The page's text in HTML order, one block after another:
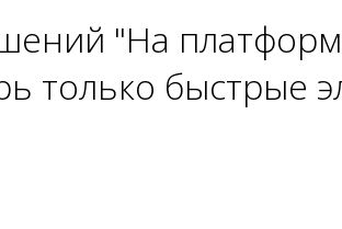
"На
только быстрые